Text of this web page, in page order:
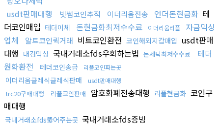
usdt판매대행
빗썸코인추적 이더리움전송 언더돈현금화 테
더코인매입 테더이체 돈현금화최저수수료 이더리움리플
자금믹싱
업체
알트코인퀵거래 비트코인환전 코인해외지갑매입 usdt판매
대행 대검믹싱 국내거래소fds우회하는법 돈세탁최저수수료
테더
원화환전
테더코인송금 리플코인파는곳
이더리움클레식클레식판매 usdt판매대행
trc20구매대행 리플코인판매 암호화폐전송대행 리플현금화 코인구
매대행
국내거래소fds뚫어주는곳 국내거래소fds증빙